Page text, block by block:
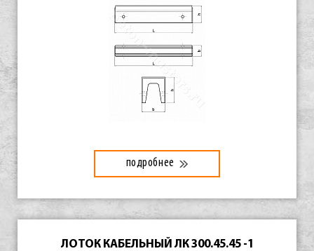
подробнее
ЛОТОК КАБЕЛЬНЫЙ ЛК 300.45.45 -1